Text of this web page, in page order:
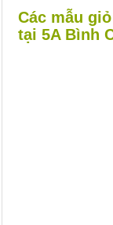
Các mẫu
tại 5A Bình